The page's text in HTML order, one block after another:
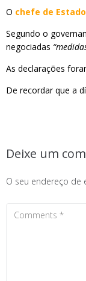
O chefe de
Segundo o
negociadas
As declarações
De recordar que a
Deixe um
O seu endereço de